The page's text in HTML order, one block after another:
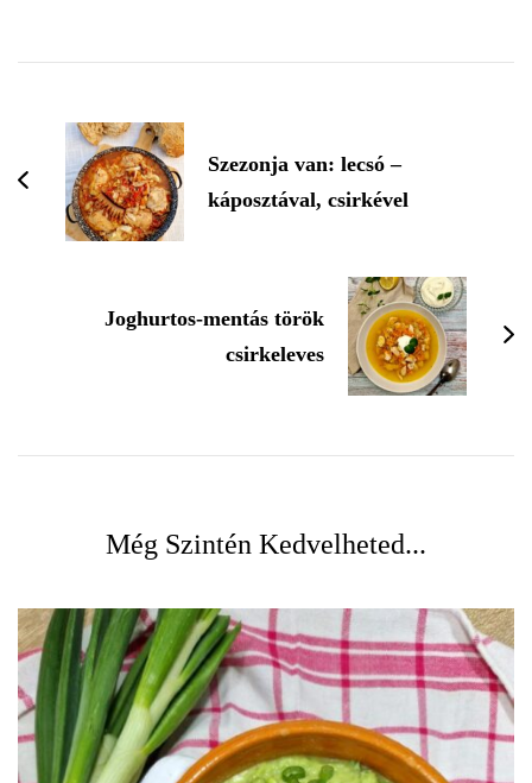
Szezonja van: lecsó –
káposztával, csirkével
Joghurtos-mentás török
csirkeleves
Még Szintén Kedvelheted...